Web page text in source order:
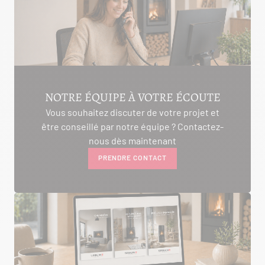
NOTRE ÉQUIPE À VOTRE ÉCOUTE
Vous souhaitez discuter de votre projet et
être conseillé par notre équipe ? Contactez-
nous dès maintenant
PRENDRE CONTACT